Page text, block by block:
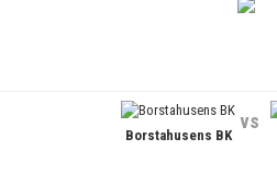
Borstahusens BK
vs